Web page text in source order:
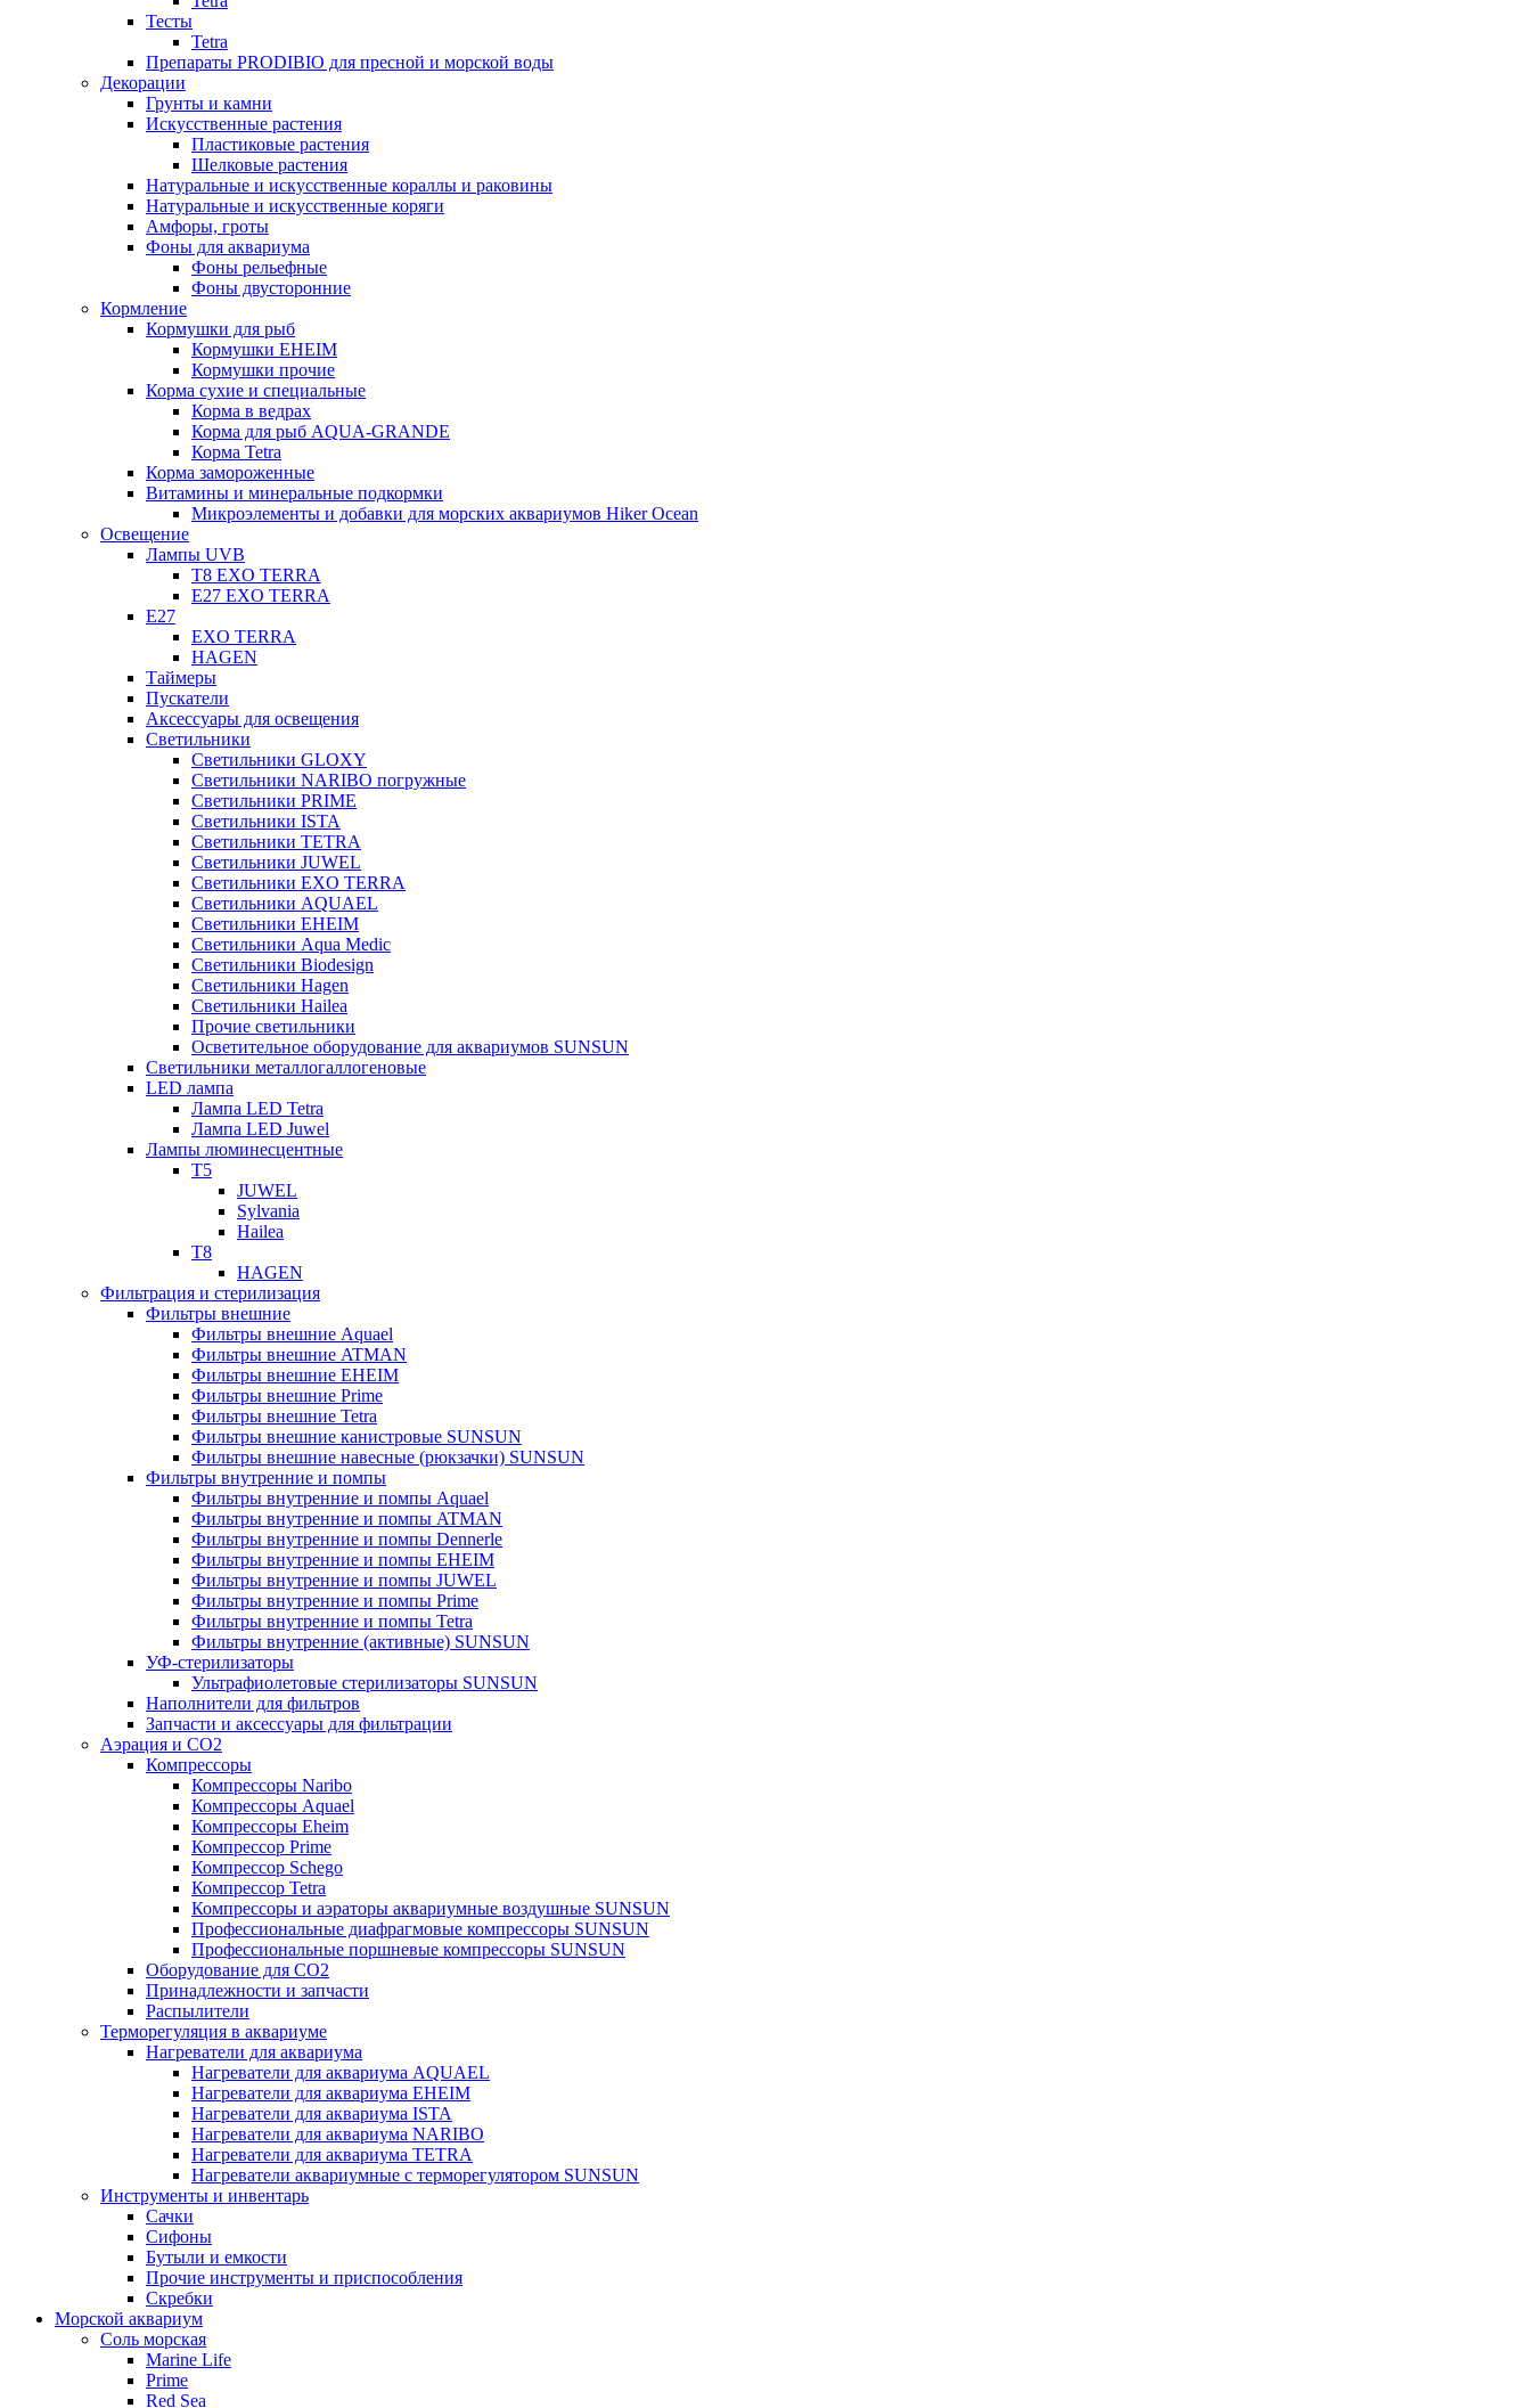
Тесты
Tetra
Препараты PRODIBIO для пресной и морской воды
Декорации
Грунты и камни
Искусственные растения
Пластиковые растения
Шелковые растения
Натуральные и искусственные кораллы и раковины
Натуральные и искусственные коряги
Амфоры, гроты
Фоны для аквариума
Фоны рельефные
Фоны двусторонние
Кормление
Кормушки для рыб
Кормушки EHEIM
Кормушки прочие
Корма сухие и специальные
Корма в ведрах
Корма для рыб AQUA-GRANDE
Корма Tetra
Корма замороженные
Витамины и минеральные подкормки
Микроэлементы и добавки для морских аквариумов Hiker Ocean
Освещение
Лампы UVB
Т8 EXO TERRA
Е27 EXO TERRA
Е27
EXO TERRA
HAGEN
Таймеры
Пускатели
Аксессуары для освещения
Светильники
Светильники GLOXY
Светильники NARIBO погружные
Светильники PRIME
Светильники ISTA
Светильники TETRA
Светильники JUWEL
Светильники EXO TERRA
Светильники AQUAEL
Светильники EHEIM
Светильники Aqua Medic
Светильники Biodesign
Светильники Hagen
Светильники Hailea
Прочие светильники
Осветительное оборудование для аквариумов SUNSUN
Светильники металлогаллогеновые
LED лампа
Лампа LED Tetra
Лампа LED Juwel
Лампы люминесцентные
T5
JUWEL
Sylvania
Hailea
T8
HAGEN
Фильтрация и стерилизация
Фильтры внешние
Фильтры внешние Aquael
Фильтры внешние ATMAN
Фильтры внешние EHEIM
Фильтры внешние Prime
Фильтры внешние Tetra
Фильтры внешние канистровые SUNSUN
Фильтры внешние навесные (рюкзачки) SUNSUN
Фильтры внутренние и помпы
Фильтры внутренние и помпы Aquael
Фильтры внутренние и помпы ATMAN
Фильтры внутренние и помпы Dennerle
Фильтры внутренние и помпы EHEIM
Фильтры внутренние и помпы JUWEL
Фильтры внутренние и помпы Prime
Фильтры внутренние и помпы Tetra
Фильтры внутренние (активные) SUNSUN
УФ-стерилизаторы
Ультрафиолетовые стерилизаторы SUNSUN
Наполнители для фильтров
Запчасти и аксессуары для фильтрации
Аэрация и CO2
Компрессоры
Компрессоры Naribo
Компрессоры Aquael
Компрессоры Eheim
Компрессор Prime
Компрессор Schego
Компрессор Tetra
Компрессоры и аэраторы аквариумные воздушные SUNSUN
Профессиональные диафрагмовые компрессоры SUNSUN
Профессиональные поршневые компрессоры SUNSUN
Оборудование для CO2
Принадлежности и запчасти
Распылители
Терморегуляция в аквариуме
Нагреватели для аквариума
Нагреватели для аквариума AQUAEL
Нагреватели для аквариума EHEIM
Нагреватели для аквариума ISTA
Нагреватели для аквариума NARIBO
Нагреватели для аквариума TETRA
Нагреватели аквариумные с терморегулятором SUNSUN
Инструменты и инвентарь
Сачки
Сифоны
Бутыли и емкости
Прочие инструменты и приспособления
Скребки
Морской аквариум
Соль морская
Marine Life
Prime
Red Sea